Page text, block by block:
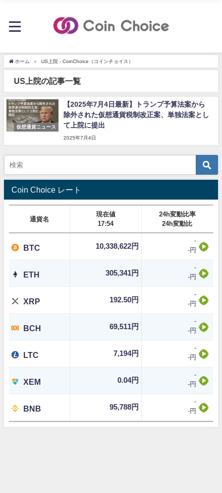
ホーム US上院 - CoinChoice（コインチョイス）
US上院の記事一覧
仮想通貨ニュース
【2025年7月4日最新】トランプ予算法案から
除外された仮想通貨税制改正案、単独法案とし
て上院に提出
2025年7月4日
Coin Choice レート
通貨名
現在値
17:54
24h変動比率
24h変動比
BTC 10,338,622円
-
-円
ETH 305,341円
-
-円
XRP 192.50円
-
-円
BCH 69,511円
-
-円
LTC 7,194円
-
-円
XEM 0.04円
-
-円
BNB 95,788円
-
-円